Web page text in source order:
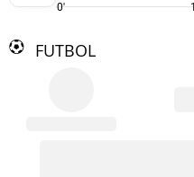
0'
FUTBOL